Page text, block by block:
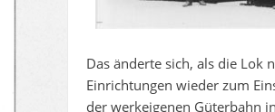
Das änderte sich, als die Lok
Einrichtungen wieder zum
der werkeigenen Güterbahn